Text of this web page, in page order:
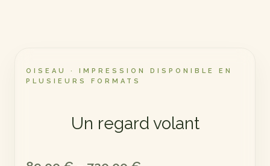
OISEAU · IMPRESSION DISPONIBLE EN
PLUSIEURS FORMATS
Un regard volant